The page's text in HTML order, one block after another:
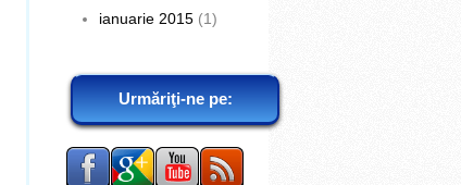
ianuarie 2015 (1)
Urmăriţi-ne pe: